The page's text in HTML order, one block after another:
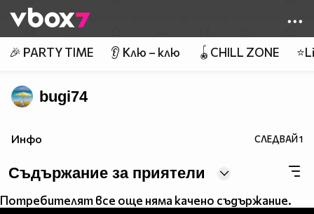
👾
🎉 PARTY TIME 👂 Клю – клю 🪀CHILL ZONE
bugi74
Инфо СЛЕДВАЙ1
Съдържание за приятели
Потребителят все още няма качено съдържание.